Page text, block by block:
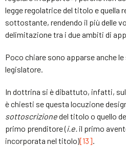
legge regolatrice del titolo e quella
sottostante, rendendo il più delle
delimitazione tra i due ambiti di
Poco chiare sono apparse anche
legislatore.
In dottrina si è dibattuto, infatti,
è chiesti se questa locuzione
sottoscrizionedel titolo o quello
primo prenditore (i.e. il primo
incorporata nel titolo)[13]